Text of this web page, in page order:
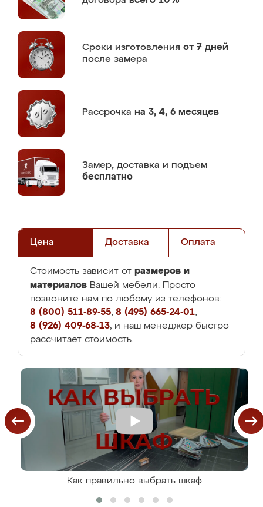
Сроки изготовления от 7 дней
после замера
Рассрочка на 3, 4, 6 месяцев
Замер, доставка и подъем
бесплатно
Цена Доставка Оплата
Стоимость зависит от размеров и
материалов Вашей мебели. Просто
позвоните нам по любому из телефонов:
8 (800) 511-89-55, 8 (495) 665-24-01,
8 (926) 409-68-13, и наш менеджер быстро
рассчитает стоимость.
Как правильно выбрать шкаф